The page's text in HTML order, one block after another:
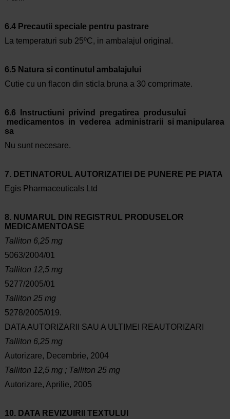
6.4 Precautii speciale pentru pastrare
La temperaturi sub 25ºC, in ambalajul original.
6.5 Natura si continutul ambalajului
Cutie cu un flacon din sticla bruna a 30 comprimate.
6.6 Instructiuni privind pregatirea produsului
medicamentos in vederea administrarii si manipularea
sa
Nu sunt necesare.
7. DETINATORUL AUTORIZATIEI DE PUNERE PE PIATA
Egis Pharmaceuticals Ltd
8. NUMARUL DIN REGISTRUL PRODUSELOR
MEDICAMENTOASE
Talliton 6,25 mg
5063/2004/01
Talliton 12,5 mg
5277/2005/01
Talliton 25 mg
5278/2005/019.
DATA AUTORIZARII SAU A ULTIMEI REAUTORIZARI
Talliton 6,25 mg
Autorizare, Decembrie, 2004
Talliton 12,5 mg ; Talliton 25 mg
Autorizare, Aprilie, 2005
10. DATA REVIZUIRII TEXTULUI